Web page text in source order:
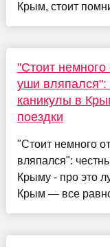
Крым, стоит
"Стоит
уши вляпался":
каникулы в
поездки
"Стоит немного
вляпался":
Крыму - про это
Крым — все